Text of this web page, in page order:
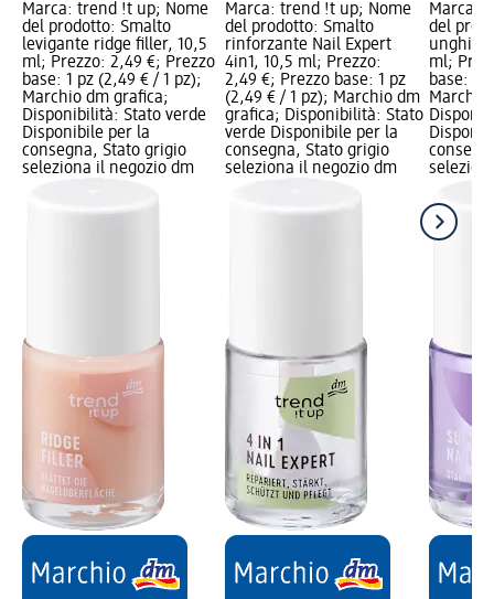
Marca: trend !t up; Nome
del prodotto: Smalto
levigante ridge filler, 10,5
ml; Prezzo: 2,49 €; Prezzo
base: 1 pz (2,49 € / 1 pz);
Marchio dm grafica;
Disponibilità: Stato verde
Disponibile per la
consegna, Stato grigio
seleziona il negozio dm
Marca: trend !t up; Nome
del prodotto: Smalto
rinforzante Nail Expert
4in1, 10,5 ml; Prezzo:
2,49 €; Prezzo base: 1 pz
(2,49 € / 1 pz); Marchio dm
grafica; Disponibilità: Stato
verde Disponibile per la
consegna, Stato grigio
seleziona il negozio dm
Marca:
del
unghie
ml;
base: 1
Marchio